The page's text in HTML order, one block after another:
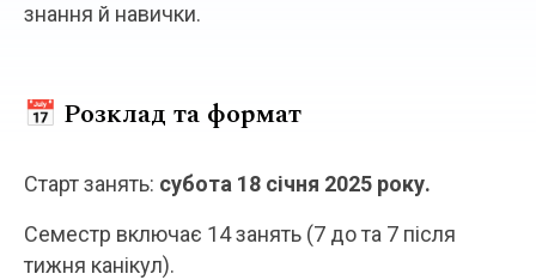
знання й навички.
📅 Розклад та формат
Старт занять: субота 18 січня 2025 року.
Семестр включає 14 занять (7 до та 7 після
тижня канікул).